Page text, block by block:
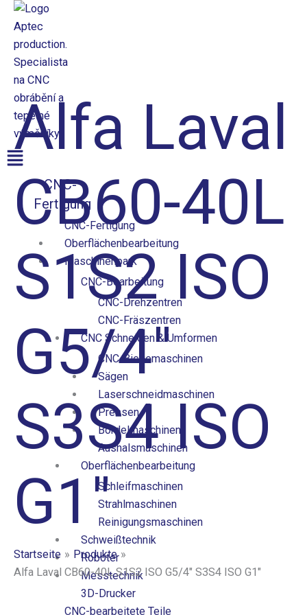
Přeskočit
obsah
Aptec production
Menü
CNC-
Fertigung
CNC-Fertigung
Oberflächenbearbeitung
Maschinenpark
CNC-Bearbeitung
CNC-Drehzentren
CNC-Fräszentren
CNC Schneiden & Umformen
CNC-Biegemaschinen
Sägen
Laserschneidmaschinen
Pressen
Bördelmaschinen
Aushalsmaschinen
Oberflächenbearbeitung
Schleifmaschinen
Strahlmaschinen
Reinigungsmaschinen
Schweißtechnik
Roboter
Messtechnik
3D-Drucker
CNC-bearbeitete Teile
Alfa Laval
CB60-40L
S1S2 ISO
G5/4″
S3S4 ISO
G1″
Startseite
Produkte
Alfa Laval CB60-40L S1S2 ISO G5/4″ S3S4 ISO G1″